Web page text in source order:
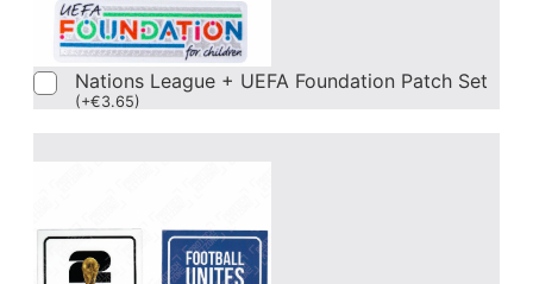
Nations League + UEFA Foundation Patch Set
(+€3.65)